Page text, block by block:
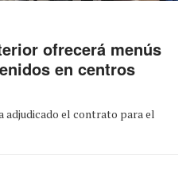
ofrecerá menús
en centros
adjudicado el contrato para el